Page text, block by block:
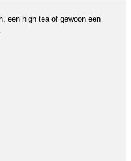
een high tea of gewoon een